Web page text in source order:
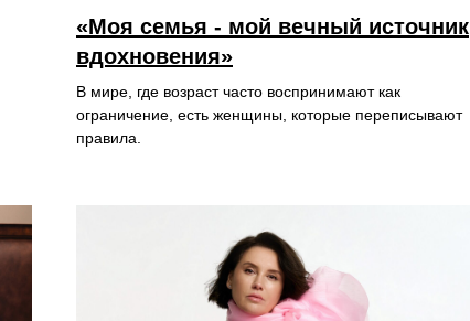
«Моя семья - мой вечный источник
вдохновения»
В мире, где возраст часто воспринимают как
ограничение, есть женщины, которые переписывают
правила.